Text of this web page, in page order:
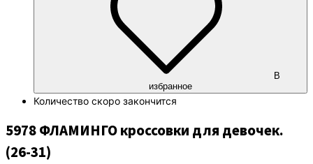
В
избранное
Количество скоро закончится
5978 ФЛАМИНГО кроссовки для девочек.
(26-31)